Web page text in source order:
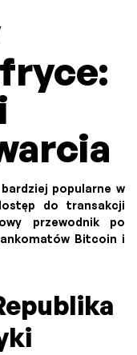
popularne w
do transakcji
przewodnik po
Bitcoin i